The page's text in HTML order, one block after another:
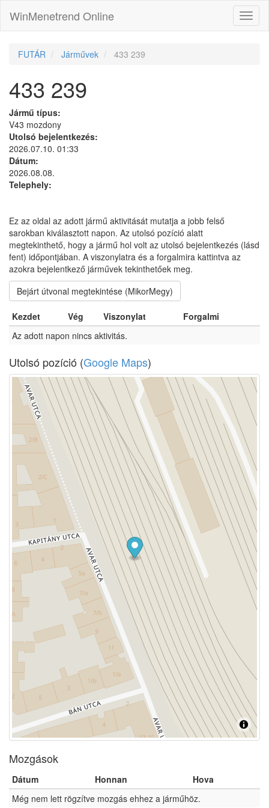
WinMenetrend Online
FUTÁR Járművek 433 239
433 239
Jármű típus:
V43 mozdony
Utolsó bejelentkezés:
2026.07.10. 01:33
Dátum:
2026.08.08.
Telephely:
Ez az oldal az adott jármű aktivitását mutatja a jobb felső
sarokban kiválasztott napon. Az utolsó pozíció alatt
megtekinthető, hogy a jármű hol volt az utolsó bejelentkezés (lásd
fent) időpontjában. A viszonylatra és a forgalmira kattintva az
azokra bejelentkező járművek tekinthetőek meg.
Bejárt útvonal megtekintése (MikorMegy)
Kezdet Vég Viszonylat
Forgalmi
Az adott napon nincs aktivitás.
Utolsó pozíció (Google Maps)
Mozgások
Dátum Honnan
Hova
Még nem lett rögzítve mozgás ehhez a járműhöz.